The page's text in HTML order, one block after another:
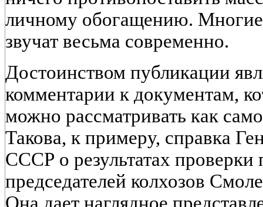
личному обогащению.
звучат весьма современно.
Достоинством публикации
комментарии к документам,
можно рассматривать как
Такова, к примеру, справка
СССР о результатах
председателей колхозов